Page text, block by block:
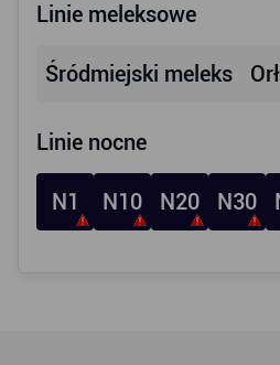
Linie meleksowe
Śródmiejski meleks
Linie nocne
N1 N10 N20 N30